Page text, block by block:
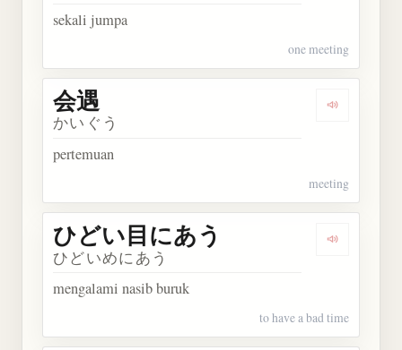
sekali jumpa
one meeting
Dengarkan
会遇
かいぐう
pertemuan
meeting
Dengarkan
ひどい目にあう
ひどいめにあう
mengalami nasib buruk
to have a bad time